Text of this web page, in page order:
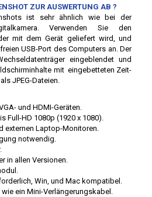
ZUR AUSWERTUNG AB ?
ist sehr ähnlich wie bei der
Verwenden Sie den
mit dem Gerät geliefert wird, und
USB-Port des Computers an. Der
eingeblendet und
mit eingebetteten Zeit-
JPEG-Dateien.
und HDMI-Geräten.
Full-HD 1080p (1920 x 1080).
externen Laptop-Monitoren.
notwendig.
in allen Versionen.
Win, und Mac kompatibel.
ein Mini-Verlängerungskabel.